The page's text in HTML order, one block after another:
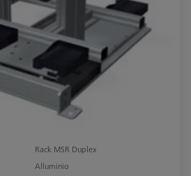
Rack MSR Duplex
Alluminio